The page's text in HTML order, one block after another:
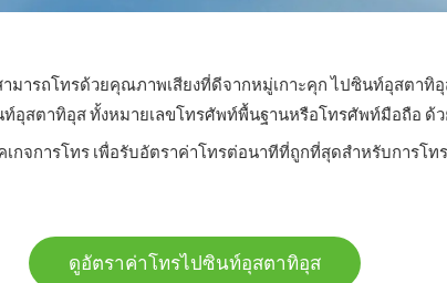
ารถโทรด้วยคุณภาพเสียงที่ดีจากหมู่เกาะคุก ไปซินท์อุสตาทิอุ
สตาทิอุส ทั้งหมายเลขโทรศัพท์พื้นฐานหรือโทรศัพท์มือถือ ด้ว
กจการโทร เพื่อรับอัตราค่าโทรต่อนาทีที่ถูกที่สุดสำหรับการโ
ดูอัตราค่าโทรไปซินท์อุสตาทิอุส